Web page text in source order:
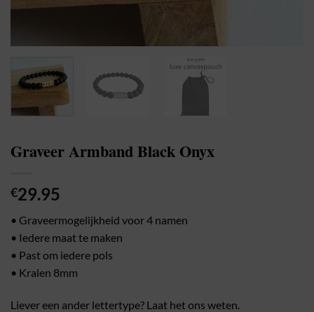
Graveer Armband Black Onyx
€29.95
• Graveermogelijkheid voor 4 namen
• Iedere maat te maken
• Past om iedere pols
• Kralen 8mm
Liever een ander lettertype? Laat het ons weten.